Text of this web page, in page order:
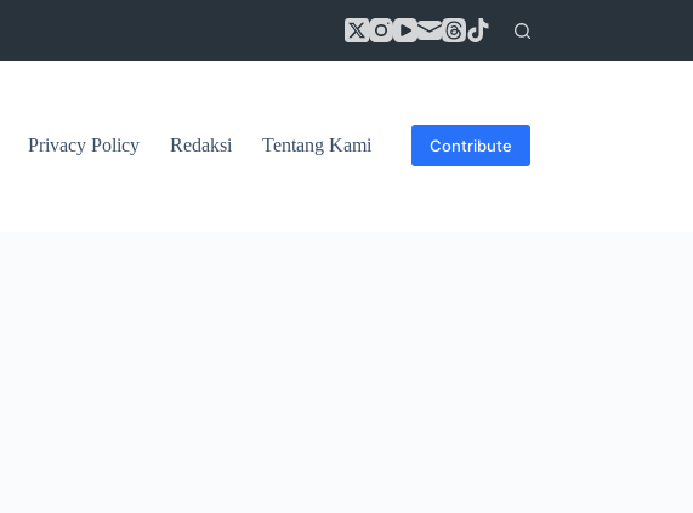
Privacy Policy Redaksi Tentang Kami Contribute